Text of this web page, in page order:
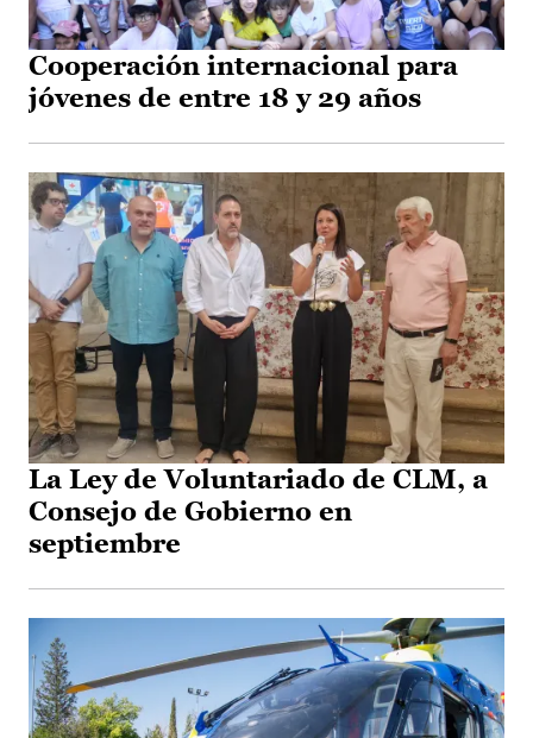
Cooperación internacional para
jóvenes de entre 18 y 29 años
La Ley de Voluntariado de CLM, a
Consejo de Gobierno en
septiembre